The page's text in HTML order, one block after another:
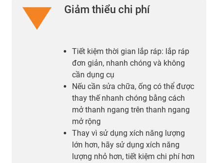
Giảm thiểu chi phí
Tiết kiệm thời gian lắp ráp: lắp ráp
đơn giản, nhanh chóng và không
cần dụng cụ
Nếu cần sửa chữa, ống có thể được
thay thế nhanh chóng bằng cách
mở thanh ngang trên thanh ngang
mở rộng
Thay vì sử dụng xích năng lượng
lớn hơn, hãy sử dụng xích năng
lượng nhỏ hơn, tiết kiệm chi phí hơn